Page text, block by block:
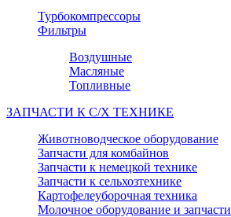
Турбокомпрессоры
Фильтры
Воздушные
Масляные
Топливные
ЗАПЧАСТИ К С/Х ТЕХНИКЕ
Животноводческое оборудование
Запчасти для комбайнов
Запчасти к немецкой технике
Запчасти к сельхозтехнике
Картофелеуборочная техника
Молочное оборудование и запчасти